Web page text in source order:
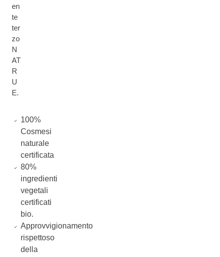
en
te
ter
zo
N
AT
R
U
E.
100%
Cosmesi
naturale
certificata
80%
ingredienti
vegetali
certificati
bio.
Approvvigionamento
rispettoso
della